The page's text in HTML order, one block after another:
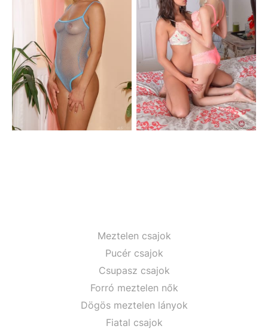
Meztelen csajok
Pucér csajok
Csupasz csajok
Forró meztelen nők
Dögös meztelen lányok
Fiatal csajok